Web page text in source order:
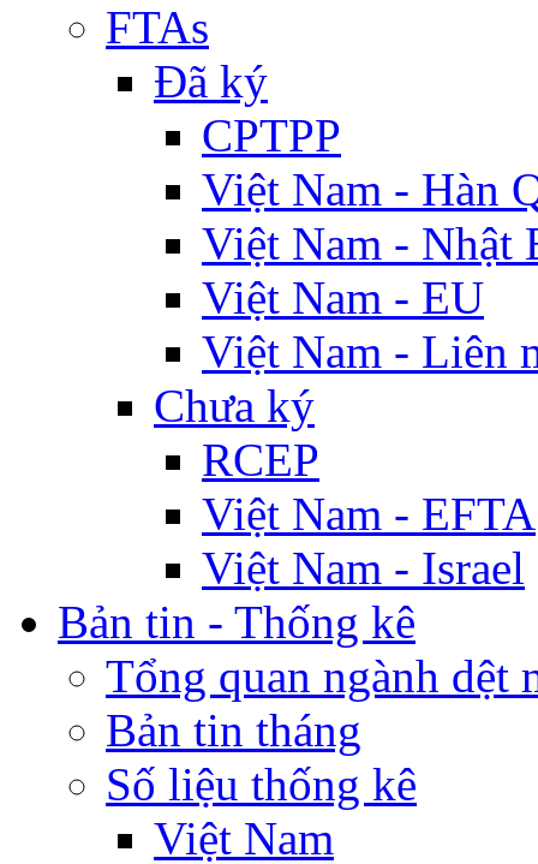
FTAs
Đã ký
CPTPP
Việt Nam - Hàn
Việt Nam - Nhật
Việt Nam - EU
Việt Nam - Liên
Chưa ký
RCEP
Việt Nam - EFTA
Việt Nam - Israel
Bản tin - Thống kê
Tổng quan ngành dệt
Bản tin tháng
Số liệu thống kê
Việt Nam